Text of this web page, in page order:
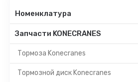
Номенклатура
Запчасти KONECRANES
Тормоза Konecranes
Тормозной диск Konecranes